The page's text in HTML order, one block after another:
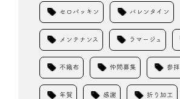
セロパッキン バレンタイン
メンテナンス ラマージュ
不織布 仲間募集 参拝
年賀 感謝 折り加工